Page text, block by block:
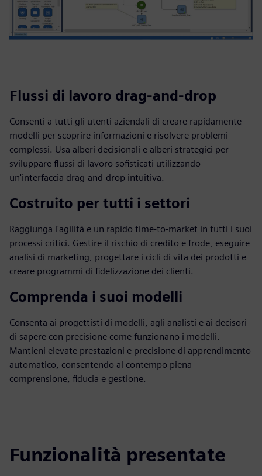
Flussi di lavoro drag-and-drop
Consenti a tutti gli utenti aziendali di creare rapidamente
modelli per scoprire informazioni e risolvere problemi
complessi. Usa alberi decisionali e alberi strategici per
sviluppare flussi di lavoro sofisticati utilizzando
un'interfaccia drag-and-drop intuitiva.
Costruito per tutti i settori
Raggiunga l'agilità e un rapido time-to-market in tutti i suoi
processi critici. Gestire il rischio di credito e frode, eseguire
analisi di marketing, progettare i cicli di vita dei prodotti e
creare programmi di fidelizzazione dei clienti.
Comprenda i suoi modelli
Consenta ai progettisti di modelli, agli analisti e ai decisori
di sapere con precisione come funzionano i modelli.
Mantieni elevate prestazioni e precisione di apprendimento
automatico, consentendo al contempo piena
comprensione, fiducia e gestione.
Funzionalità presentate